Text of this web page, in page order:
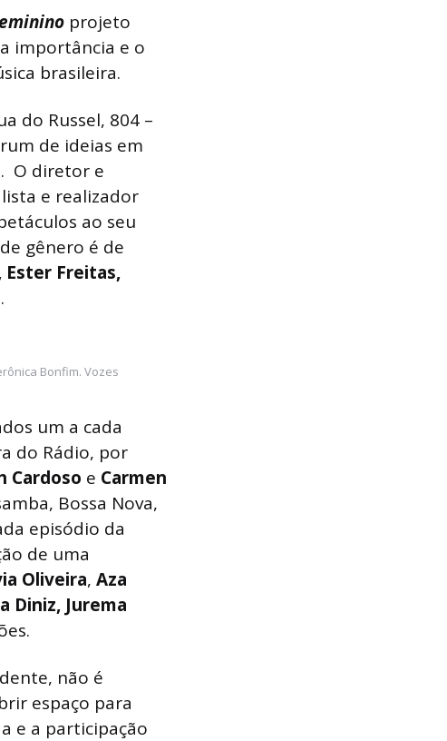
projeto
importância e o
brasileira.
do Russel, 804 –
de ideias em
O diretor e
e realizador
ao seu
gênero é de
Ester Freitas,
Bonfim. Vozes
um a cada
do Rádio, por
Cardoso e Carmen
Bossa Nova,
episódio da
de uma
Oliveira, Aza
Diniz, Jurema
não é
espaço para
e a participação